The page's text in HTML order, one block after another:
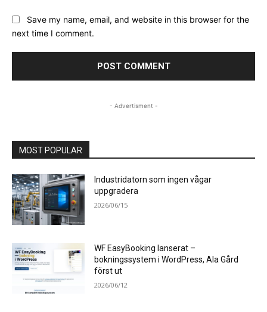
Save my name, email, and website in this browser for the
next time I comment.
- Advertisment -
MOST POPULAR
Industridatorn som ingen vågar
uppgradera
2026/06/15
WF EasyBooking lanserat –
bokningssystem i WordPress, Ala Gård
först ut
2026/06/12